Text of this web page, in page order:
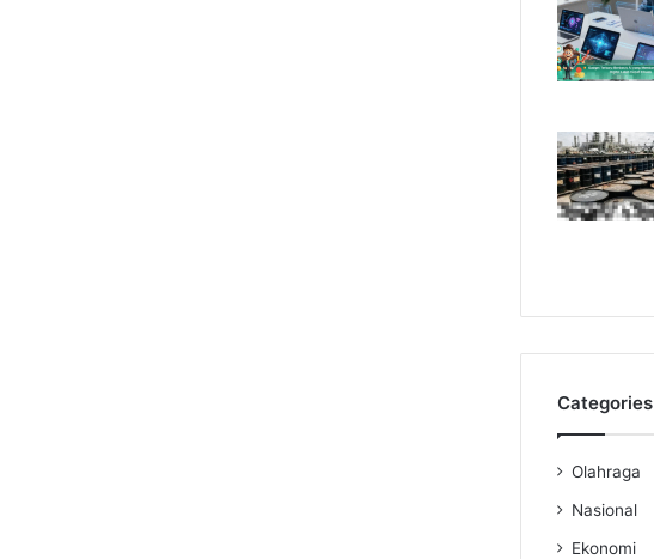
Categories
Olahraga
Nasional
Ekonomi